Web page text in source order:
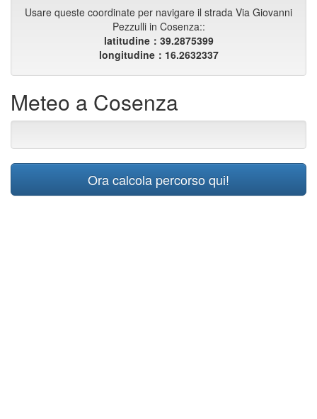
Usare queste coordinate per navigare il strada Via Giovanni
Pezzulli in Cosenza::
latitudine：39.2875399
longitudine：16.2632337
Meteo a Cosenza
Ora calcola percorso qui!